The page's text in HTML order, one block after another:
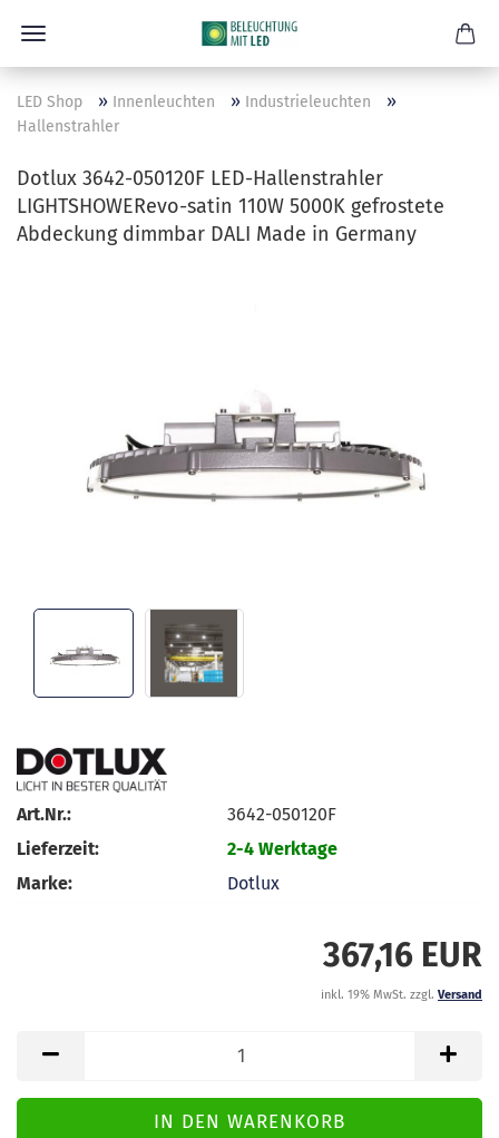
LED Shop » Innenleuchten » Industrieleuchten »
Hallenstrahler
Dotlux 3642-050120F LED-Hallenstrahler
LIGHTSHOWERevo-satin 110W 5000K gefrostete
Abdeckung dimmbar DALI Made in Germany
Art.Nr.:
3642-050120F
Lieferzeit:
2-4 Werktage
Marke:
Dotlux
367,16 EUR
inkl. 19% MwSt. zzgl. Versand